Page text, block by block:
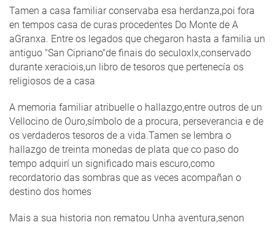
Tamen a casa familiar conservaba esa herdanza,poi fora
en tempos casa de curas procedentes Do Monte de A
aGranxa. Entre os legados que chegaron hasta a familia un
antiguo "San Cipriano"de finais do seculoxlx,conservado
durante xeraciois,un libro de tesoros que pertenecía os
religiosos de a casa
A memoria familiar atribuelle o hallazgo,entre outros de un
Vellocino de Ouro,símbolo de a procura, perseverancia e de
os verdaderos tesoros de a vida.Tamen se lembra o
hallazgo de treinta monedas de plata que co paso do
tempo adquirí un significado mais escuro,como
recordatorio das sombras que as veces acompañan o
destino dos homes
Mais a sua historia non rematou Unha aventura,senon